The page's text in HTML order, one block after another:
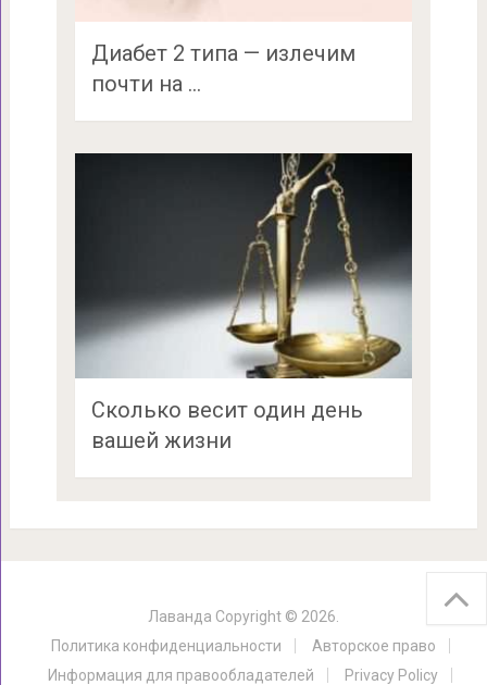
Диабет 2 типа — излечим
почти на …
Сколько весит один день
вашей жизни
Лаванда Copyright © 2026.
Политика конфиденциальности
Авторское право
Информация для правообладателей
Privacy Policy